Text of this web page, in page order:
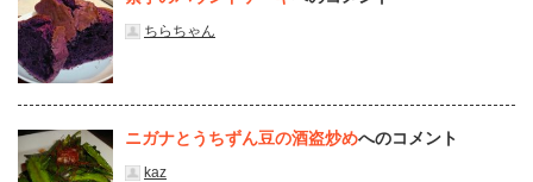
ちらちゃん
ニガナとうちずん豆の酒盗炒めへのコメント
kaz